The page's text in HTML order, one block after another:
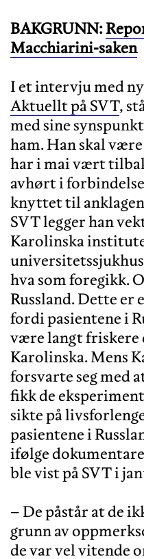
BAKGRUNN:
Macchiarini-saken
I et intervju med
Aktuellt på SVT,
med sine
ham. Han skal
har i mai vært
avhørt i
knyttet til
SVT legger han
Karolinska
hva som foregikk.
Russland. Dette er
fordi pasientene i
være langt friskere
Karolinska. Mens
forsvarte seg med
fikk de
sikte på
pasientene i
ifølge
ble vist på SVT i
– De påstår at de
grunn av
de var vel vitende